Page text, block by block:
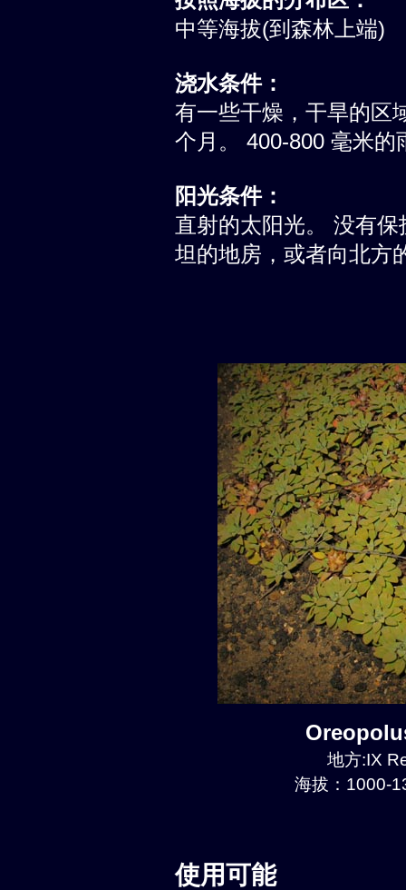
中等海拔(到森林上端)
浇水条件：
有一些干燥，干旱的区
个月。 400-800 毫米的
阳光条件：
直射的太阳光。 没有
坦的地房，或者向北方
地方:IX
海拔：1000-
使用可能